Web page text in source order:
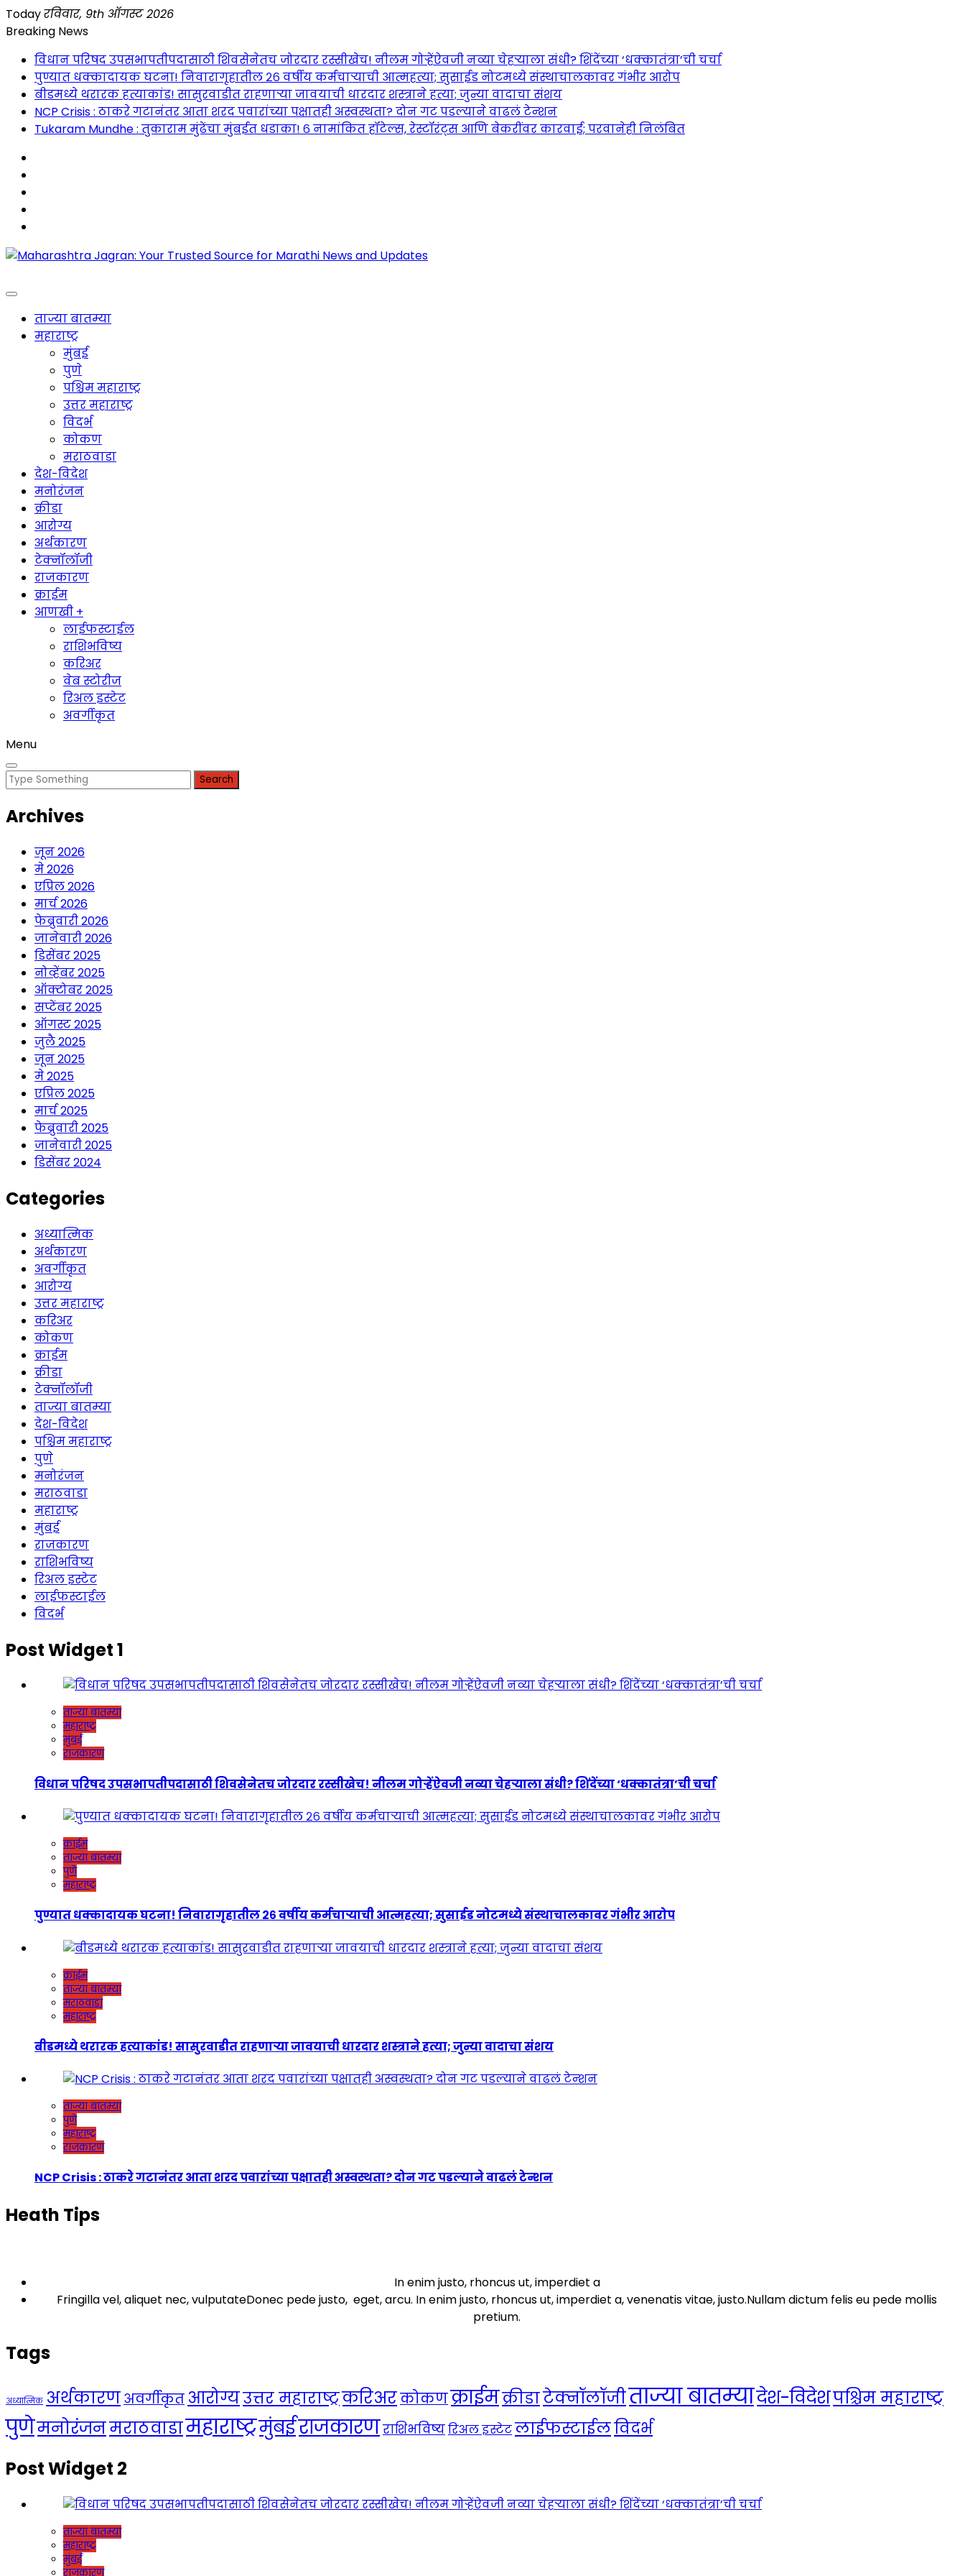
Skip
to
Todayरविवार, 9th ऑगस्ट 2026
Breaking News
विधान परिषद उपसभापतीपदासाठी शिवसेनेतच जोरदार रस्सीखेच! नीलम गोऱ्हेंऐवजी नव्या चेहऱ्याला संधी? शिंदेंच्या ‘धक्कातंत्रा’ची चर्चा
पुण्यात धक्कादायक घटना! निवारागृहातील २६ वर्षीय कर्मचाऱ्याची आत्महत्या; सुसाईड नोटमध्ये संस्थाचालकावर गंभीर आरोप
बीडमध्ये थरारक हत्याकांड! सासुरवाडीत राहणाऱ्या जावयाची धारदार शस्त्राने हत्या; जुन्या वादाचा संशय
NCP Crisis : ठाकरे गटानंतर आता शरद पवारांच्या पक्षातही अस्वस्थता? दोन गट पडल्याने वाढलं टेन्शन
Tukaram Mundhe : तुकाराम मुंढेंचा मुंबईत धडाका! ६ नामांकित हॉटेल्स, रेस्टॉरंट्स आणि बेकरींवर कारवाई; परवानेही निलंबित
Maharashtra Jagran : Your Trusted Companion for the Latest News
ताज्या बातम्या
महाराष्ट्र
मुंबई
पुणे
पश्चिम महाराष्ट्र
उत्तर महाराष्ट्र
विदर्भ
कोकण
मराठवाडा
देश-विदेश
मनोरंजन
क्रीडा
आरोग्य
अर्थकारण
टेक्नॉलॉजी
राजकारण
क्राईम
आणखी +
लाईफस्टाईल
राशिभविष्य
करिअर
वेब स्टोरीज
रिअल इस्टेट
अवर्गीकृत
Menu
Search
Archives
जून 2026
मे 2026
एप्रिल 2026
मार्च 2026
फेब्रुवारी 2026
जानेवारी 2026
डिसेंबर 2025
नोव्हेंबर 2025
ऑक्टोबर 2025
सप्टेंबर 2025
ऑगस्ट 2025
जुलै 2025
जून 2025
मे 2025
एप्रिल 2025
मार्च 2025
फेब्रुवारी 2025
जानेवारी 2025
डिसेंबर 2024
Categories
अध्यात्मिक
अर्थकारण
अवर्गीकृत
आरोग्य
उत्तर महाराष्ट्र
करिअर
कोकण
क्राईम
क्रीडा
टेक्नॉलॉजी
ताज्या बातम्या
देश-विदेश
पश्चिम महाराष्ट्र
पुणे
मनोरंजन
मराठवाडा
महाराष्ट्र
मुंबई
राजकारण
राशिभविष्य
रिअल इस्टेट
लाईफस्टाईल
विदर्भ
Post Widget 1
ताज्या बातम्या
महाराष्ट्र
मुंबई
राजकारण
विधान परिषद उपसभापतीपदासाठी शिवसेनेतच जोरदार रस्सीखेच! नीलम गोऱ्हेंऐवजी नव्या चेहऱ्याला संधी? शिंदेंच्या ‘धक्कातंत्रा’ची चर्चा
क्राईम
ताज्या बातम्या
पुणे
महाराष्ट्र
पुण्यात धक्कादायक घटना! निवारागृहातील २६ वर्षीय कर्मचाऱ्याची आत्महत्या; सुसाईड नोटमध्ये संस्थाचालकावर गंभीर आरोप
क्राईम
ताज्या बातम्या
मराठवाडा
महाराष्ट्र
बीडमध्ये थरारक हत्याकांड! सासुरवाडीत राहणाऱ्या जावयाची धारदार शस्त्राने हत्या; जुन्या वादाचा संशय
ताज्या बातम्या
पुणे
महाराष्ट्र
राजकारण
NCP Crisis : ठाकरे गटानंतर आता शरद पवारांच्या पक्षातही अस्वस्थता? दोन गट पडल्याने वाढलं टेन्शन
Heath Tips
In enim justo, rhoncus ut, imperdiet a
Fringilla vel, aliquet nec, vulputateDonec pede justo, eget, arcu. In enim justo, rhoncus ut, imperdiet a, venenatis vitae, justo.Nullam dictum felis eu pede mollis
pretium.
Tags
अध्यात्मिक अर्थकारणअवर्गीकृत आरोग्यउत्तर महाराष्ट्रकरिअरकोकणक्राईमक्रीडाटेक्नॉलॉजीताज्या बातम्यादेश-विदेशपश्चिम महाराष्ट्र
पुणेमनोरंजनमराठवाडामहाराष्ट्रमुंबईराजकारणराशिभविष्यरिअल इस्टेटलाईफस्टाईलविदर्भ
Post Widget 2
ताज्या बातम्या
महाराष्ट्र
मुंबई
राजकारण